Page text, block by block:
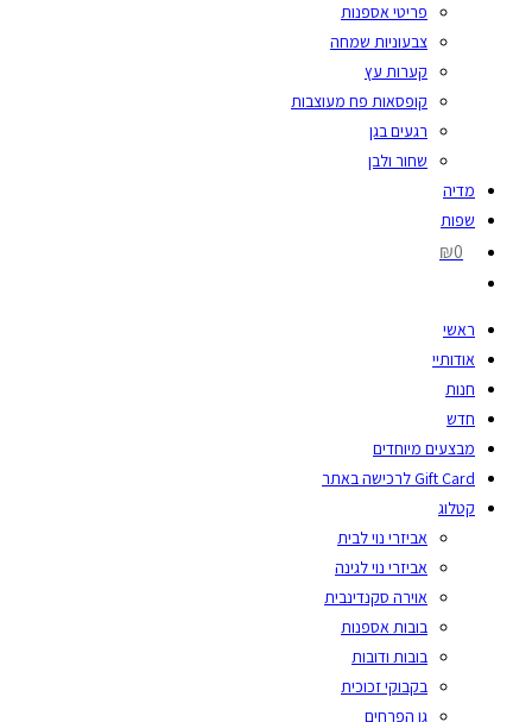
פריטי אספנות
צבעוניות שמחה
קערות עץ
קופסאות פח מעוצבות
רגעים בגן
שחור ולבן
מדיה
שפות
₪0
ראשי
אודותיי
חנות
חדש
מבצעים מיוחדים
Gift Card לרכישה באתר
קטלוג
אביזרי נוי לבית
אביזרי נוי לגינה
אוירה סקנדינבית
בובות אספנות
בובות ודובות
בקבוקי זכוכית
גן הפרחים